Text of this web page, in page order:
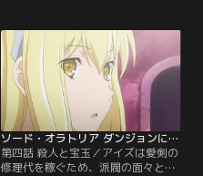
と帰還を果たした一行ではあった
が、遠征の収穫も芳しくない。そん
な中、アイズは主神（ロキ）の手に
より、ステイタスを更新する……だ
が、死線をくぐり抜けた代償という
には、余りに微々たる成長で…。
【提供：バンダイチャンネル】
ソード・オラトリア ダンジョンに出会いを求めるのは間違っているだろうか外伝 第04話
第四話 殺人と宝玉／アイズは愛剣の
修理代を稼ぐため、派閥の面々とダ